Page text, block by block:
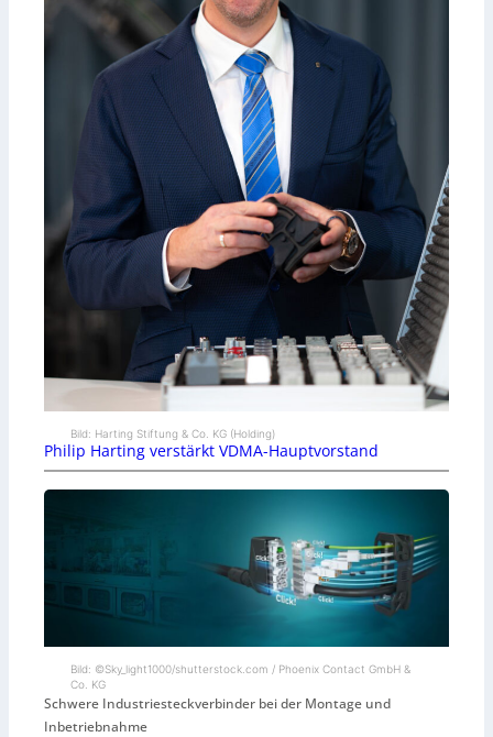
Bild: Harting Stiftung & Co. KG (Holding)
Philip Harting verstärkt VDMA-Hauptvorstand
Bild: ©Sky_light1000/shutterstock.com / Phoenix Contact GmbH &
Co. KG
Schwere Industriesteckverbinder bei der Montage und
Inbetriebnahme